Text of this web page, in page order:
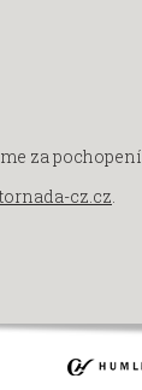
za pochopení.
cz.cz